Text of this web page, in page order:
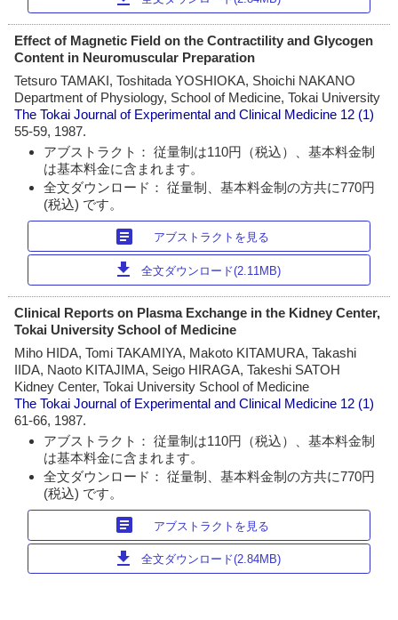
Effect of Magnetic Field on the Contractility and Glycogen
Content in Neuromuscular Preparation
Tetsuro TAMAKI, Toshitada YOSHIOKA, Shoichi NAKANO
Department of Physiology, School of Medicine, Tokai University
The Tokai Journal of Experimental and Clinical Medicine 12 (1)
55-59, 1987.
アブストラクト： 従量制は110円（税込）、基本料金制
は基本料金に含まれます。
全文ダウンロード： 従量制、基本料金制の方共に770円
(税込) です。
article アブストラクトを見る
download 全文ダウンロード(2.11MB)
Clinical Reports on Plasma Exchange in the Kidney Center,
Tokai University School of Medicine
Miho HIDA, Tomi TAKAMIYA, Makoto KITAMURA, Takashi
IIDA, Naoto KITAJIMA, Seigo HIRAGA, Takeshi SATOH
Kidney Center, Tokai University School of Medicine
The Tokai Journal of Experimental and Clinical Medicine 12 (1)
61-66, 1987.
アブストラクト： 従量制は110円（税込）、基本料金制
は基本料金に含まれます。
全文ダウンロード： 従量制、基本料金制の方共に770円
(税込) です。
article アブストラクトを見る
download 全文ダウンロード(2.84MB)